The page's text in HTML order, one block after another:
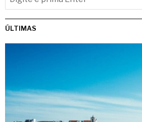
ÚLTIMAS